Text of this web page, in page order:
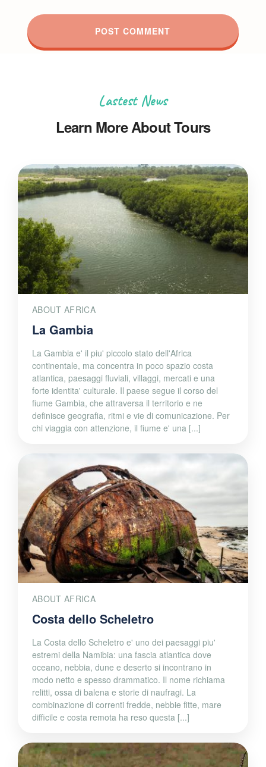
Lastest News
Learn More About Tours
ABOUT AFRICA
La Gambia
La Gambia e' il piu' piccolo stato dell'Africa
continentale, ma concentra in poco spazio costa
atlantica, paesaggi fluviali, villaggi, mercati e una
forte identita' culturale. Il paese segue il corso del
fiume Gambia, che attraversa il territorio e ne
definisce geografia, ritmi e vie di comunicazione. Per
chi viaggia con attenzione, il fiume e' una [...]
ABOUT AFRICA
Costa dello Scheletro
La Costa dello Scheletro e' uno dei paesaggi piu'
estremi della Namibia: una fascia atlantica dove
oceano, nebbia, dune e deserto si incontrano in
modo netto e spesso drammatico. Il nome richiama
relitti, ossa di balena e storie di naufragi. La
combinazione di correnti fredde, nebbie fitte, mare
difficile e costa remota ha reso questa [...]